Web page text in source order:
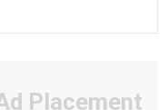
Placement